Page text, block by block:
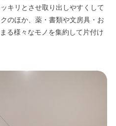
キリとさせ取り出しやすくして
のほか、薬・書類や文房具・お
る様々なモノを集約して片付け